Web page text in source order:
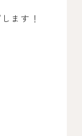
ます！